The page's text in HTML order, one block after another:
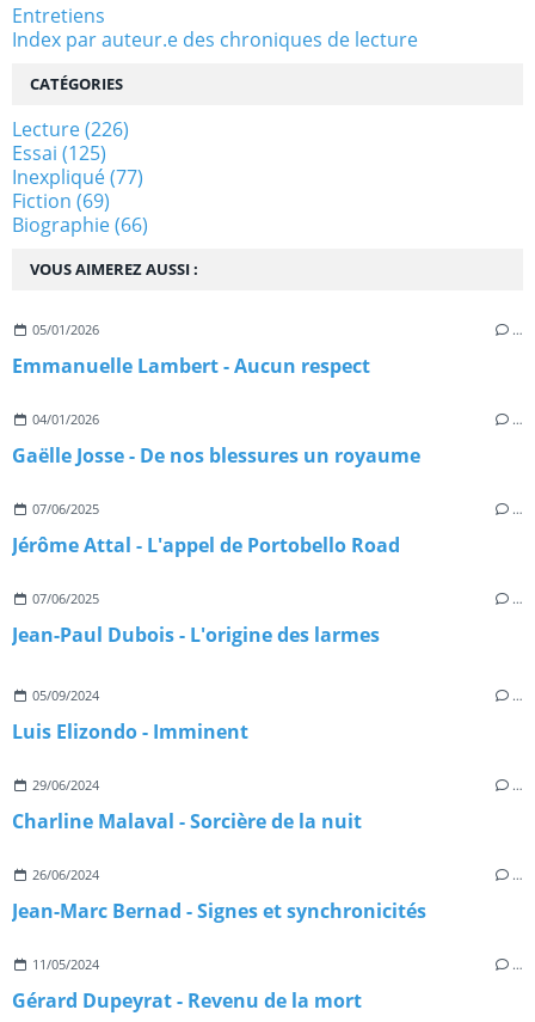
VOUS AIMEREZ AUSSI :
05/01/2026 …
Emmanuelle Lambert - Aucun respect
04/01/2026 …
Gaëlle Josse - De nos blessures un royaume
07/06/2025 …
Jérôme Attal - L'appel de Portobello Road
07/06/2025 …
Jean-Paul Dubois - L'origine des larmes
05/09/2024 …
Luis Elizondo - Imminent
29/06/2024 …
Charline Malaval - Sorcière de la nuit
26/06/2024 …
Jean-Marc Bernad - Signes et synchronicités
11/05/2024 …
Gérard Dupeyrat - Revenu de la mort
Entretiens
Index par auteur.e des chroniques de lecture
CATÉGORIES
Lecture(226)
Essai (125)
Inexpliqué(77)
Fiction (69)
Biographie(66)